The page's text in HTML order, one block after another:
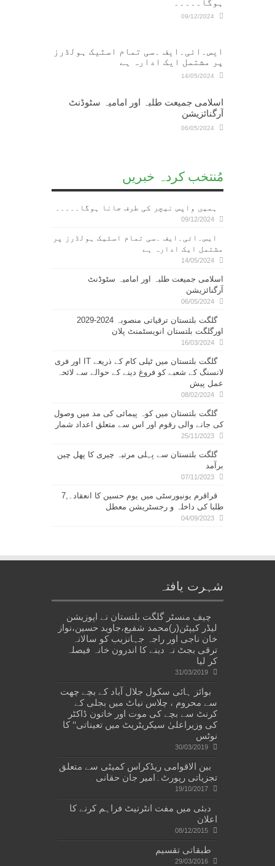
ہوگا۔۔۔۔۔
09/12/2024
ایس۔ائی۔ایف ۔سی تمام اسٹیک ہولڈرز
پر مشتمل ایک ادارہ ہے
14/05/2024
اسلامی جمیعت طلبہ اور امامیہ سٹوڈنٹ
آرگنائزیشن
06/05/2024
مُنتخب کردہ خبریں
ہمیں واپس نیچر کی طرف جانا ہوگا۔۔۔۔۔
09/12/2024
ایس۔ائی۔ایف ۔سی تمام اسٹیک ہولڈرز پر
مشتمل ایک ادارہ ہے
14/05/2024
اسلامی جمیعت طلبہ اور امامیہ سٹوڈنٹ
آرگنائزیشن
06/05/2024
گلگت بلتستان ترقیاتی منصوبہ 2024-2029
اورگلگت بلتستان انویسٹمنٹ پلان
16/03/2024
گلگت بلتستان میں ٹیلی کام کے ذریعے IT اور فری
لانسنگ کے شعبے کو فروغ دینے کے حوالے سے لائحہ
عمل پیش
08/02/2024
گلگت بلتستان میں کوہ پیمائی کی مد میں وصول
کی جانے والی رقوم اور اس سے متعلق اعداد شمار
25/11/2023
گلگت بلتستان سے پہلی مرتبہ چیری کا پھل چین
برآمد
07/11/2023
قراقرم یونیورسٹی میں یوم حسین کا انعقاد۔,7
طلبا کی داخلہ و رجسٹریشن معطل
04/09/2023
شہرت یافتہ
چیف منسٹر گلگت بلتستان نے اپوزیشن
لیڈر کیپٹن(ر)محمد شفیع،جاوید حسین،نواز
خان ناجی اور راجہ جہانزیب کو سالانہ
ترقی بجٹ نہ دینے کا اندرون خانہ فیصلہ
کر لیا
31/03/2019
بوائز ہائی سکول جلال آباد کے بچے چھت
سے محروم ، چلاس نیاٹ میں بجلی کے
کرنٹ سے بچے کی موت اور خاتون ڈاکٹر
کی وزیراعلیٰ سیکریٹریٹ میں تعیناتی‘‘ کا
نوٹس
30/03/2019
بین الاقوامی ریڈکراس کمیٹی سے متعلق
تجزیاتی رپورٹ۔امیر جان حقانی
19/10/2017
دبئی میں مفت انٹرنیٹ فراہم کرنے کا
اعلان
08/12/2015
طبقاتی تقسیم
29/03/2016